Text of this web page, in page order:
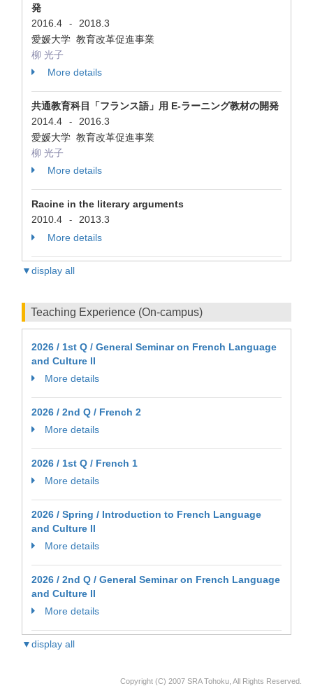
発
2016.4
-
2018.3
愛媛大学 教育改革促進事業
柳 光子
More details
共通教育科目「フランス語」用 E-ラーニング教材の開発
2014.4
-
2016.3
愛媛大学 教育改革促進事業
柳 光子
More details
Racine in the literary arguments
2010.4
-
2013.3
More details
▼display all
Teaching Experience (On-campus)
2026 / 1st Q / General Seminar on French Language
and Culture II
More details
2026 / 2nd Q / French 2
More details
2026 / 1st Q / French 1
More details
2026 / Spring / Introduction to French Language
and Culture II
More details
2026 / 2nd Q / General Seminar on French Language
and Culture II
More details
▼display all
Copyright (C) 2007 SRA Tohoku, All Rights Reserved.